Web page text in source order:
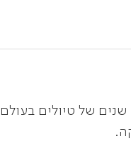
של טיולים בעולם